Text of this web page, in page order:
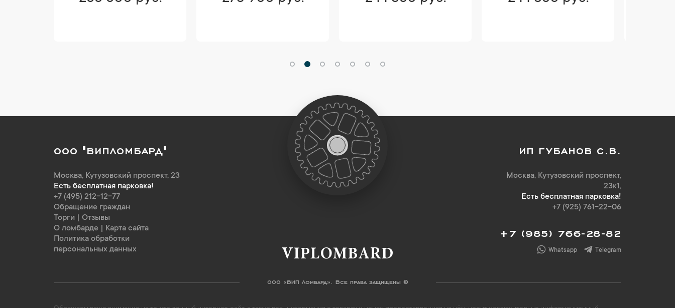
ООО "ВИПЛОМБАРД"
Москва, Кутузовский проспект, 23
Есть бесплатная парковка!
+7 (495) 212-12-77
Обращение граждан
Торги
Отзывы
О ломбарде
Карта сайта
Политика обработки
персональных данных
ИП ГУБАНОВ С.В.
Москва, Кутузовский проспект,
23к1,
Есть бесплатная парковка!
+7 (925) 761-22-06
+7 (985) 766-28-82
Whatsapp Telegram
VIPLOMBARD
ООО «ВИП Ломбард». Все права защищены ©